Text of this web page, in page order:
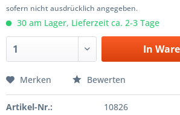
sofern nicht ausdrücklich angegeben.
30 am Lager, Lieferzeit ca. 2-3 Tage
In
Merken Bewerten
Artikel-Nr.:
10826